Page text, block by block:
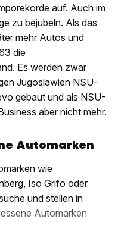
auf. Auch im
zu bejubeln. Als das
mehr Autos und
die
Es werden zwar
Jugoslawien NSU-
gebaut und als NSU-
aber nicht mehr.
Automarken
wie
Iso Grifo oder
und stellen in
Automarken